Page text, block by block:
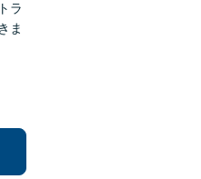
ラ
ま